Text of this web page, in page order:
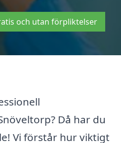
och utan förpliktelser
Då har du
Vi förstår hur viktigt